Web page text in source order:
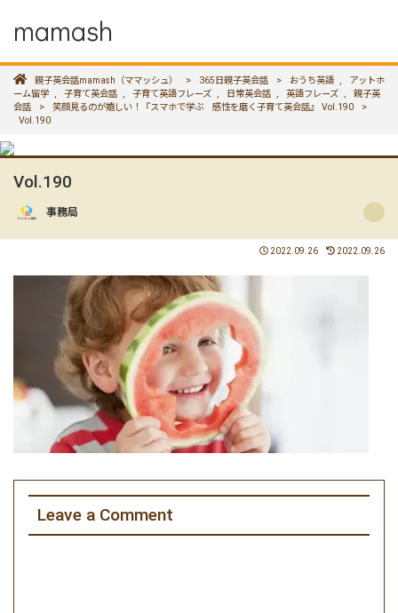
mamash
親子英会話mamash（ママッシュ） > 365日親子英会話 > おうち英語 ,
アットホ
ーム留学 , 子育て英会話 , 子育て英語フレーズ , 日常英会話 , 英語フレーズ ,
親子英
会話
> 笑顔見るのが嬉しい！『スマホで学ぶ 感性を磨く子育て英会話』 Vol.190
>
Vol.190
Vol.190
事務局
2022.09.26 2022.09.26
Leave a Comment